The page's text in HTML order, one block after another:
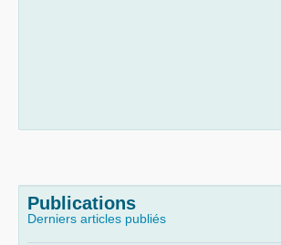
Publications
Derniers articles publiés